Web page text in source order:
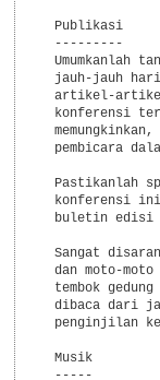
  Publikasi
  ---------
Umumkanlah
jauh-jauh
artikel-
konferensi
memungkinkan,
pembicara
Pastikanlah
konferensi
buletin edisi
Sangat
dan moto-moto
tembok gedung
dibaca dari
penginjilan
  Musik
  -----